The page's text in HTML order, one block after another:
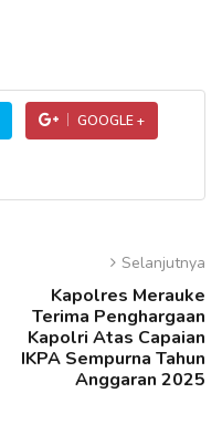
GOOGLE +
Selanjutnya
Kapolres Merauke
Terima Penghargaan
Kapolri Atas Capaian
IKPA Sempurna Tahun
Anggaran 2025